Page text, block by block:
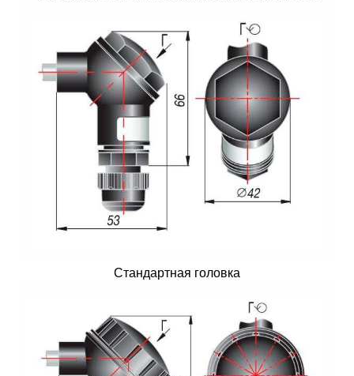
Стандартная головка